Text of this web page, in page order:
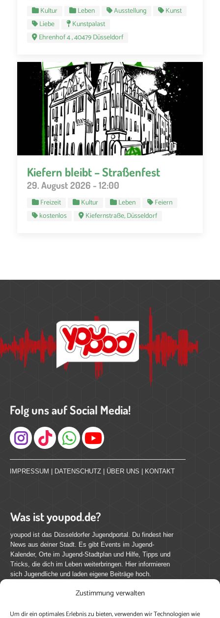
Zustimmung verwalten
Um dir ein optimales Erlebnis zu bieten, verwenden wir Technologien wie
Kultur Leben Ausstellung
Kunst
Liebe
Kunstpalast
Ehrenhof 4 , 40479 Düsseldorf
Kiefern bleibt – Straßenfest
29. August 2026 - 12:00
Freizeit Kultur Leben
Feiern
kostenlos
Kiefernstraße, Düsseldorf
Folg uns auf Social Media!
Instagram
IMPRESSUM DATENSCHUTZ ÜBER UNS KONTAKT
Was ist youpod.de?
youpod ist das Düsseldorfer Jugendportal. Du findest hier
News aus deiner Stadt. Es gibt Events im Jugend-
Kalender, Orte im Jugend-Stadtplan und Hilfe, Tipps und
Tricks, die dich im Leben weiterbringen. Hier informieren
sich Jugendliche und laden eigene Beiträge hoch.
Mach mit bei youpod.de!